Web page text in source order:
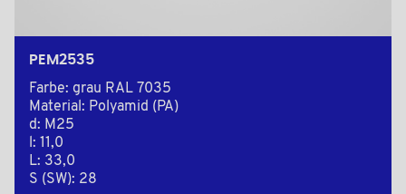
PEM2535
Farbe: grau RAL 7035
Material: Polyamid (PA)
d: M25
l: 11,0
L: 33,0
S (SW): 28